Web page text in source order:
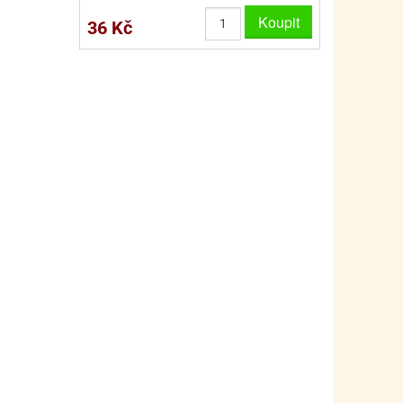
SKLENĚNÉ DÓZY A LAHVE
VAKUOVÉ UCHOVÁNÍ POTRAVIN
PRO FANOUŠKY ŠMOULŮ - THE SMURFS
PRO FANOUŠKY TLAPKOVÉ PATROLY - PAW
36 Kč Koupit